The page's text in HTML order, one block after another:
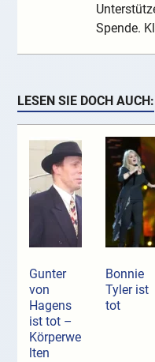
Spende.
LESEN SIE DOCH AUCH:
Gunter
von
Hagens
ist tot –
Körperwe
lten
Bonnie
Tyler ist
tot